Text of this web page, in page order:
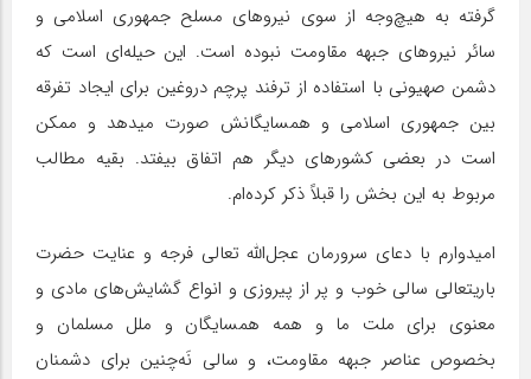
گرفته به هیچ‌وجه از سوی نیروهای مسلح جمهوری اسلامی و
سائر نیروهای جبهه مقاومت نبوده است. این حیله‌ای است که
دشمن صهیونی با استفاده از ترفند پرچم دروغین برای ایجاد تفرقه
بین جمهوری اسلامی و همسایگانش صورت میدهد و ممکن
است در بعضی کشورهای دیگر هم اتفاق بیفتد. بقیه مطالب
مربوط به این بخش را قبلاً ذکر کرده‌ام.
امیدوارم با دعای سرورمان عجل‌الله تعالی فرجه و عنایت حضرت
باریتعالی سالی خوب و پر از پیروزی و انواع گشایش‌های مادی و
معنوی برای ملت ما و همه همسایگان و ملل مسلمان و
بخصوص عناصر جبهه مقاومت، و سالی نَه‌چنین برای دشمنان